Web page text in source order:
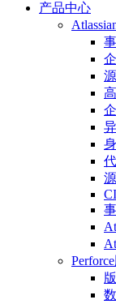
产品中心